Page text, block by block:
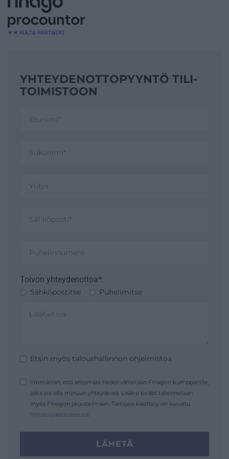
YHTEYDENOTTO­PYYNTÖ TILI­
TOIMISTOON
Toivon yhteydenottoa*:
Sähköpostitse Puhelimitse
Etsin myös taloushallinnon ohjelmistoa
Ymmärrän, että antamani tiedot välitetään Finagon kumppanille,
joka voi olla minuun yhteydessä. Lisäksi tiedot tallennetaan
myös Finagon järjestelmään. Tietojesi käsittely on kuvattu
tietosuojaselosteessa .
LÄHETÄ